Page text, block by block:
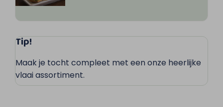
Tip!
Maak je tocht compleet met een onze heerlijke
vlaai assortiment.